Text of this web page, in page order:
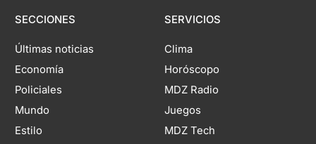
SECCIONES
Últimas noticias
Economía
Policiales
Mundo
Estilo
SERVICIOS
Clima
Horóscopo
MDZ Radio
Juegos
MDZ Tech